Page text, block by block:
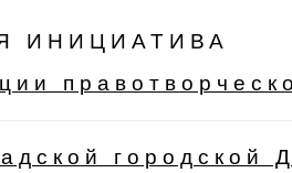
ИНИЦИАТИВА
городской